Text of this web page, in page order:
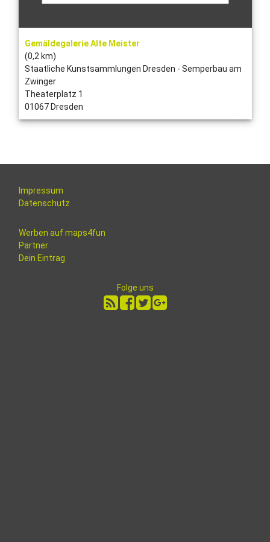
Gemäldegalerie Alte Meister
(0,2 km)
Staatliche Kunstsammlungen Dresden - Semperbau am
Zwinger
Theaterplatz 1
01067 Dresden
Impressum
Datenschutz
Werben auf maps4fun
Partner
Dein Eintrag
Folge uns